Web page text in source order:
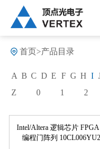
首页 >产品目录
A B C D E F G H I
Z
0 1 2
Intel/Altera 逻辑芯片
编程门阵列